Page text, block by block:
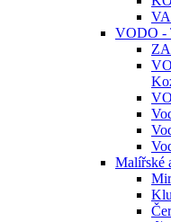
VODO -
Malířské